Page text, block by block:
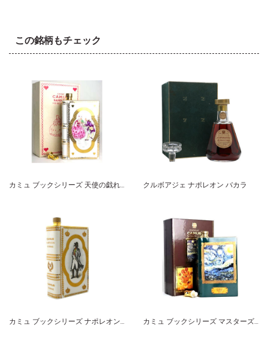
この銘柄もチェック
カミュ ブックシリーズ 天使の戯れ 紳士と淑女 ホワイト クルボアジェ ナポレオン バカラ
カミュ ブックシリーズ ナポレオン ホワイト カミュ ブックシリーズ マスターズコレクション ゴッホ 星月夜